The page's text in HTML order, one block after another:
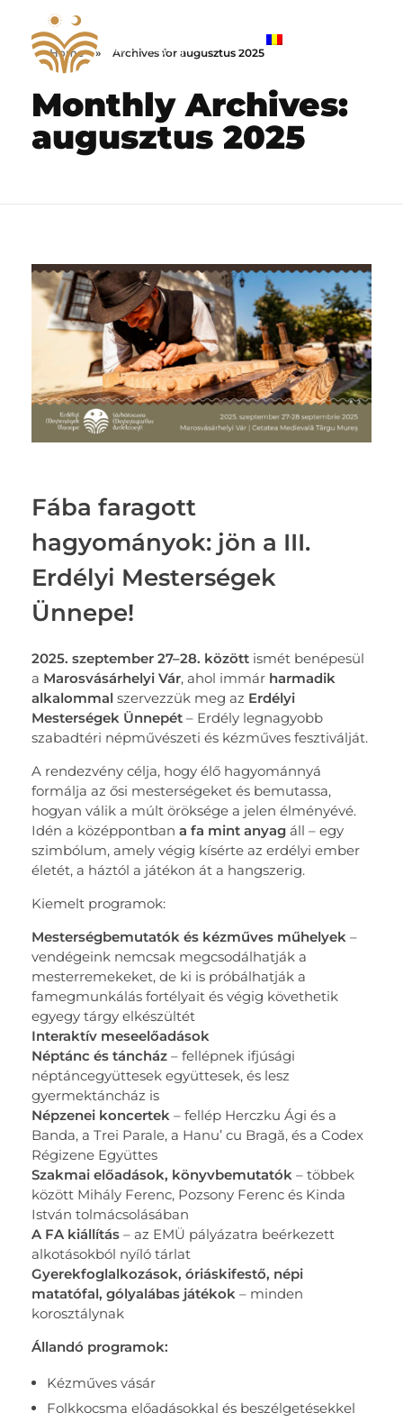
Home » Archives for augusztus 2025
Monthly Archives:
augusztus 2025
Fába faragott
hagyományok: jön a III.
Erdélyi Mesterségek
Ünnepe!
2025. szeptember 27–28. között ismét benépesül
a Marosvásárhelyi Vár, ahol immár harmadik
alkalommal szervezzük meg az Erdélyi
Mesterségek Ünnepét – Erdély legnagyobb
szabadtéri népművészeti és kézműves fesztiválját.
A rendezvény célja, hogy élő hagyománnyá
formálja az ősi mesterségeket és bemutassa,
hogyan válik a múlt öröksége a jelen élményévé.
Idén a középpontban a fa mint anyag áll – egy
szimbólum, amely végig kísérte az erdélyi ember
életét, a háztól a játékon át a hangszerig.
Kiemelt programok:
Mesterségbemutatók és kézműves műhelyek –
vendégeink nemcsak megcsodálhatják a
mesterremekeket, de ki is próbálhatják a
famegmunkálás fortélyait és végig követhetik
egyegy tárgy elkészültét
Interaktív meseelőadások
Néptánc és táncház – fellépnek ifjúsági
néptáncegyüttesek együttesek, és lesz
gyermektáncház is
Népzenei koncertek – fellép Herczku Ági és a
Banda, a Trei Parale, a Hanu’ cu Bragă, és a Codex
Régizene Együttes
Szakmai előadások, könyvbemutatók – többek
között Mihály Ferenc, Pozsony Ferenc és Kinda
István tolmácsolásában
A FA kiállítás – az EMÜ pályázatra beérkezett
alkotásokból nyíló tárlat
Gyerekfoglalkozások, óriáskifestő, népi
matatófal, gólyalábas játékok – minden
korosztálynak
Állandó programok:
Kézműves vásár
Folkkocsma előadásokkal és beszélgetésekkel